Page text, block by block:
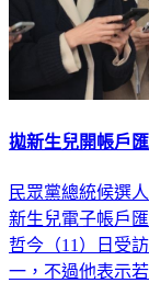
拋新生兒開帳戶
民眾黨總統候選
新生兒電子帳戶
哲今（11）日受
一，不過他表示